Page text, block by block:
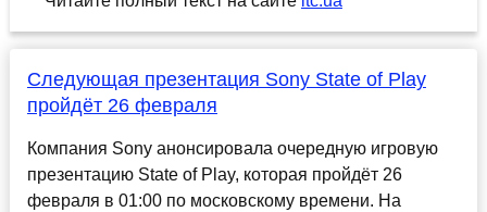
Следующая презентация Sony State of Play
пройдёт 26 февраля
Компания Sony анонсировала очередную игровую
презентацию State of Play, которая пройдёт 26
февраля в 01:00 по московскому времени. На